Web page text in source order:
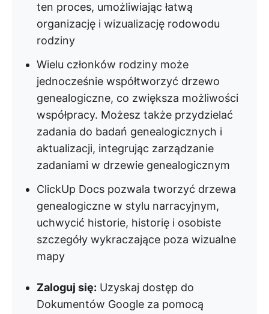
ten proces, umożliwiając łatwą
organizację i wizualizację rodowodu
rodziny
Wielu członków rodziny może
jednocześnie współtworzyć drzewo
genealogiczne, co zwiększa możliwości
współpracy. Możesz także przydzielać
zadania do badań genealogicznych i
aktualizacji, integrując zarządzanie
zadaniami w drzewie genealogicznym
ClickUp Docs pozwala tworzyć drzewa
genealogiczne w stylu narracyjnym,
uchwycić historie, historię i osobiste
szczegóły wykraczające poza wizualne
mapy
Zaloguj się: Uzyskaj dostęp do
Dokumentów Google za pomocą